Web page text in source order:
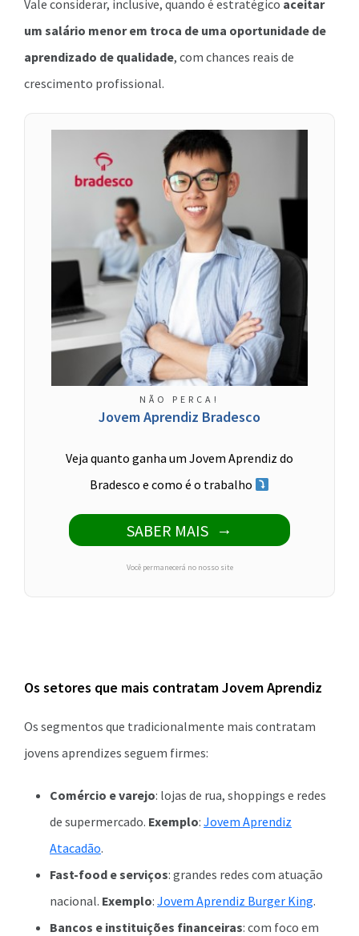
Vale considerar, inclusive, quando é estratégico aceitar
um salário menor em troca de uma oportunidade de
aprendizado de qualidade, com chances reais de
crescimento profissional.
NÃO PERCA!
Jovem Aprendiz Bradesco
Veja quanto ganha um Jovem Aprendiz do
Bradesco e como é o trabalho
SABER MAIS
Você permanecerá no nosso site
Os setores que mais contratam Jovem Aprendiz
Os segmentos que tradicionalmente mais contratam
jovens aprendizes seguem firmes:
Comércio e varejo: lojas de rua, shoppings e redes
de supermercado. Exemplo: Jovem Aprendiz
Atacadão.
Fast-food e serviços: grandes redes com atuação
nacional. Exemplo: Jovem Aprendiz Burger King.
Bancos e instituições financeiras: com foco em